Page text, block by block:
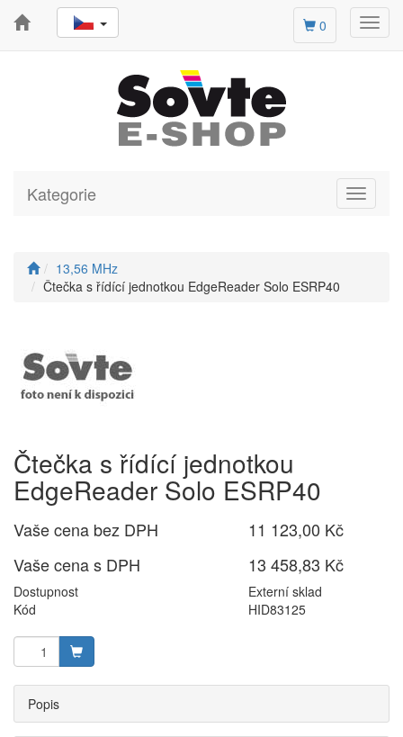
0
Toggle
Kategorie
13,56 MHz
Čtečka s řídící jednotkou EdgeReader Solo ESRP40
Čtečka s řídící jednotkou
EdgeReader Solo ESRP40
Vaše cena bez DPH
11 123,00 Kč
Vaše cena s DPH
13 458,83 Kč
Dostupnost
Externí sklad
Kód
HID83125
Popis